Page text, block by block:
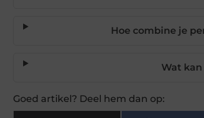
Hoe combine je
Wat
Goed artikel? Deel hem dan op: